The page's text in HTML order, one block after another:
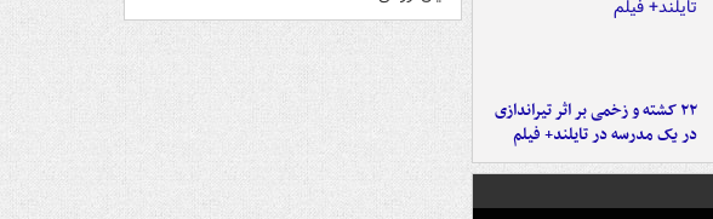
۲۲ کشته و زخمی بر اثر تیراندازی
در یک مدرسه در تایلند+ فیلم